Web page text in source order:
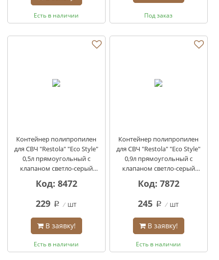
Есть в наличии Под заказ
Контейнер полипропилен
для СВЧ "Restola" "Eco Style"
0,5л прямоугольный с
клапаном светло-серый
Код: 8472
229 q шт
В заявку!
Есть в наличии
Контейнер полипропилен
для СВЧ "Restola" "Eco Style"
0,9л прямоугольный с
клапаном светло-серый
Код: 7872
245 q шт
В заявку!
Есть в наличии